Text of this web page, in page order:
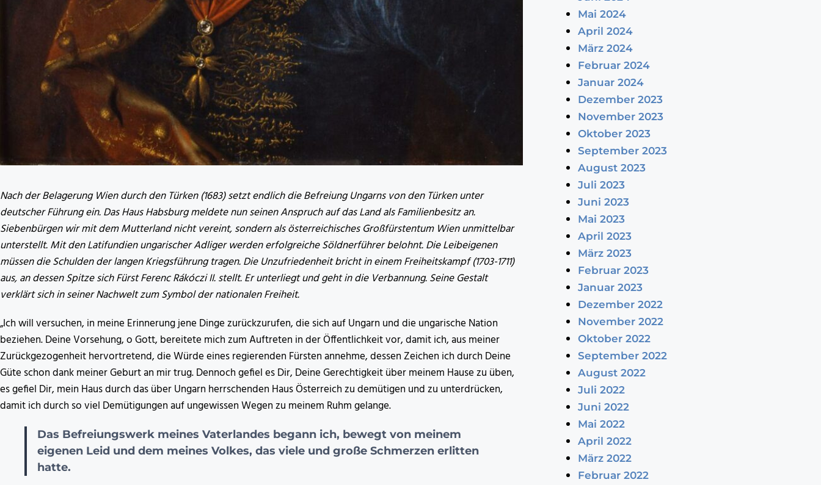
Nach der Belagerung Wien durch den Türken (1683) setzt endlich die Befreiung Ungarns von den Türken unter
deutscher Führung ein. Das Haus Habsburg meldete nun seinen Anspruch auf das Land als Familienbesitz an.
Siebenbürgen wir mit dem Mutterland nicht vereint, sondern als österreichisches Großfürstentum Wien unmittelbar
unterstellt. Mit den Latifundien ungarischer Adliger werden erfolgreiche Söldnerführer belohnt. Die Leibeigenen
müssen die Schulden der langen Kriegsführung tragen. Die Unzufriedenheit bricht in einem Freiheitskampf (1703-1711)
aus, an dessen Spitze sich Fürst Ferenc Rákóczi II. stellt. Er unterliegt und geht in die Verbannung. Seine Gestalt
verklärt sich in seiner Nachwelt zum Symbol der nationalen Freiheit.
„Ich will versuchen, in meine Erinnerung jene Dinge zurückzurufen, die sich auf Ungarn und die ungarische Nation
beziehen. Deine Vorsehung, o Gott, bereitete mich zum Auftreten in der Öffentlichkeit vor, damit ich, aus meiner
Zurückgezogenheit hervortretend, die Würde eines regierenden Fürsten annehme, dessen Zeichen ich durch Deine
Güte schon dank meiner Geburt an mir trug. Dennoch gefiel es Dir, Deine Gerechtigkeit über meinem Hause zu üben,
es gefiel Dir, mein Haus durch das über Ungarn herrschenden Haus Österreich zu demütigen und zu unterdrücken,
damit ich durch so viel Demütigungen auf ungewissen Wegen zu meinem Ruhm gelange.
Das Befreiungswerk meines Vaterlandes begann ich, bewegt von meinem
eigenen Leid und dem meines Volkes, das viele und große Schmerzen erlitten
hatte.
Mai 2024
April 2024
März 2024
Februar 2024
Januar 2024
Dezember 2023
November 2023
Oktober 2023
September 2023
August 2023
Juli 2023
Juni 2023
Mai 2023
April 2023
März 2023
Februar 2023
Januar 2023
Dezember 2022
November 2022
Oktober 2022
September 2022
August 2022
Juli 2022
Juni 2022
Mai 2022
April 2022
März 2022
Februar 2022